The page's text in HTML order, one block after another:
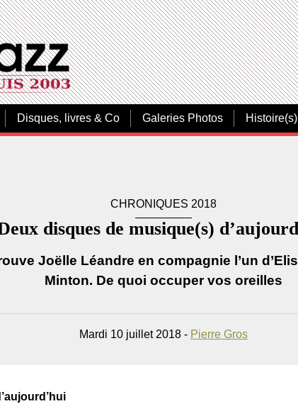
Disques, livres & Co Galeries Photos
CHRONIQUES 2018
disques de musique(s)
Joëlle Léandre en compagnie l’un
Minton. De quoi occuper vos oreilles
Mardi 10 juillet 2018 - Pierre Gros